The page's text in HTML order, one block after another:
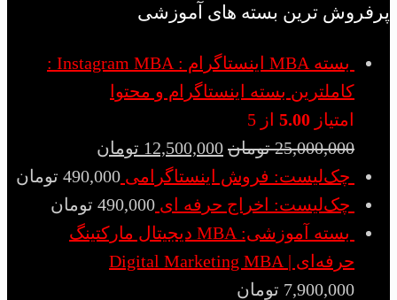
پرفروش ترین بسته های آموزشی
بسته MBA اینستاگرام : Instagram MBA :
کاملترین بسته اینستاگرام و محتوا
امتیاز 5.00 از 5
25,000,000 تومان 12,500,000 تومان
چک‌لیست: فروش اینستاگرامی 490,000 تومان
چک‌لیست: اخراج حرفه ای 490,000 تومان
بسته آموزشی: MBA دیجیتال مارکتینگ
حرفه‌ای | Digital Marketing MBA
7,900,000 تومان